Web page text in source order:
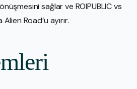
sağlar ve ROIPUBLIC vs
Road’u ayırır.